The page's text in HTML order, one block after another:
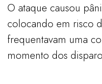
​O ataque causou
colocando em risco
frequentavam uma
momento dos